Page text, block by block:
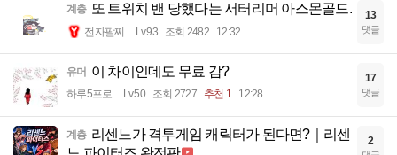
계층 또 트위치 밴 당했다는 서터리머 아스몬골드.
전자팔찌 Lv.93 조회 2482 12:32
13
댓글
유머 이 차이인데도 무료 감?
하루5프로 Lv.50 조회 2727 추천 1 12:28
17
댓글
계층 리센느가 격투게임 캐릭터가 된다면?｜리센
2